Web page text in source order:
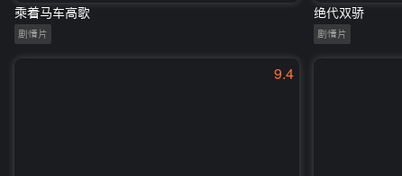
乘着马车高歌
剧情片
绝代双骄
剧情片
9.4